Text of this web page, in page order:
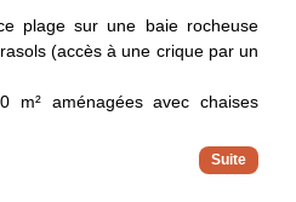
plage sur une baie rocheuse
(accès à une crique par un
m² aménagées avec chaises